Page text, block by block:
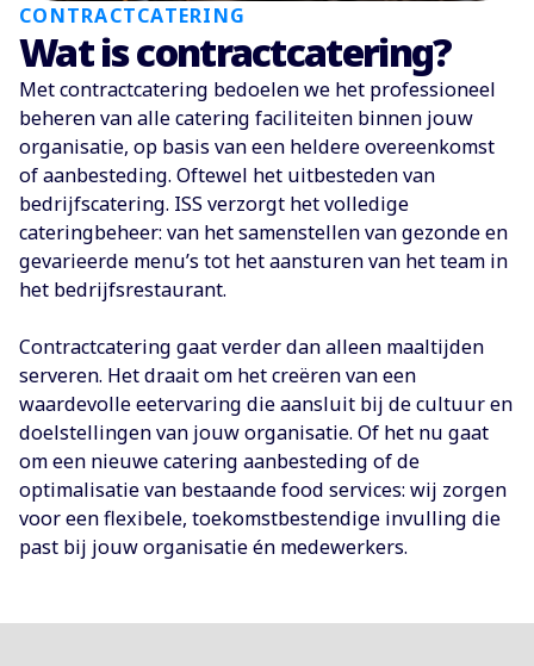
CONTRACTCATERING
Wat is contractcatering?
Met contractcatering bedoelen we het professioneel
beheren van alle catering faciliteiten binnen jouw
organisatie, op basis van een heldere overeenkomst
of aanbesteding. Oftewel het uitbesteden van
bedrijfscatering. ISS verzorgt het volledige
cateringbeheer: van het samenstellen van gezonde en
gevarieerde menu’s tot het aansturen van het team in
het bedrijfsrestaurant.
Contractcatering gaat verder dan alleen maaltijden
serveren. Het draait om het creëren van een
waardevolle eetervaring die aansluit bij de cultuur en
doelstellingen van jouw organisatie. Of het nu gaat
om een nieuwe catering aanbesteding of de
optimalisatie van bestaande food services: wij zorgen
voor een flexibele, toekomstbestendige invulling die
past bij jouw organisatie én medewerkers.